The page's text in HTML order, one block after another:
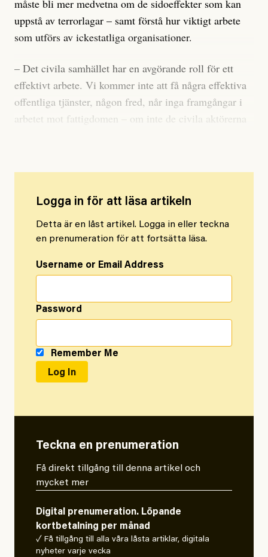
måste bli mer medvetna om de sidoeffekter som kan
uppstå av terrorlagar – samt förstå hur viktigt arbete
som utförs av ickestatliga organisationer.
– Det civila samhället har en avgörande roll för ett
effektivt arbete. Vi kommer inte att få några effektiva
offentliga tjänster, någon fred, når inga framgångar i
arbetet mot fattigdomen – om inte de civila aktörerna
Logga in för att läsa artikeln
Detta är en låst artikel. Logga in eller teckna
en prenumeration för att fortsätta läsa.
Username or Email Address
Password
Remember Me
Teckna en prenumeration
Få direkt tillgång till denna artikel och
mycket mer
Digital prenumeration. Löpande
kortbetalning per månad
✓ Få tillgång till alla våra låsta artiklar, digitala
nyheter varje vecka